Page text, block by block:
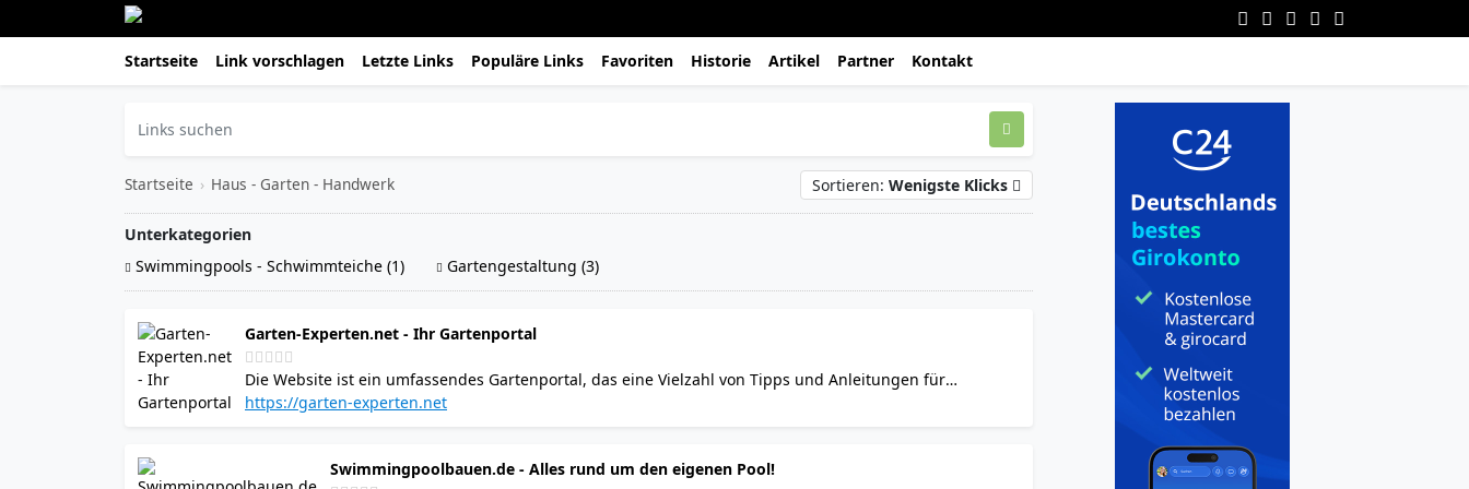
Startseite Link vorschlagen Letzte Links Populäre Links Favoriten Historie Artikel Partner Kontakt
Startseite › Haus - Garten - Handwerk Sortieren: Wenigste Klicks
Unterkategorien
Swimmingpools - Schwimmteiche (1)
Gartengestaltung (3)
Garten-Experten.net - Ihr Gartenportal
Die Website ist ein umfassendes Gartenportal, das eine Vielzahl von Tipps und Anleitungen für
Hobbygärtner bietet. Die Inhalte decken verschiedene Pflanzenkategorien ab, darunter Zierpflanzen wie
praxisorientiert und behandeln Themen von der Aussaat über die Pflege bis zur Ernte. Außerdem gibt es
https://garten-experten.net
Swimmingpoolbauen.de - Alles rund um den eigenen Pool!